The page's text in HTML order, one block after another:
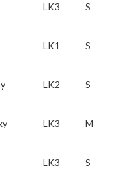
LK3 S
LK1 S
LK2 S
LK3 M
LK3 S